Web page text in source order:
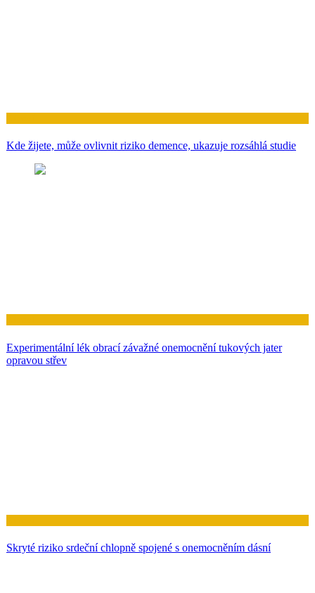
Kde žijete, může ovlivnit riziko demence, ukazuje rozsáhlá studie
Experimentální lék obrací závažné onemocnění tukových jater
opravou střev
Skryté riziko srdeční chlopně spojené s onemocněním dásní